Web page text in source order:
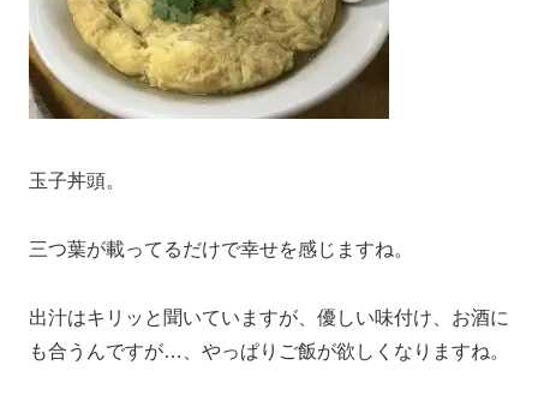
玉子丼頭。
三つ葉が載ってるだけで幸せを感じますね。
出汁はキリッと聞いていますが、優しい味付け、お酒に
も合うんですが…、やっぱりご飯が欲しくなりますね。